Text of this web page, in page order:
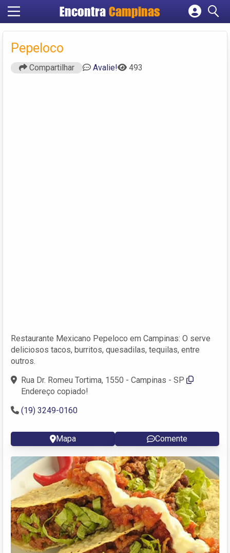
Encontra Campinas
Cadastrar empresa
Pepeloco
Compartilhar Avalie! 493
Restaurante Mexicano Pepeloco em Campinas: O serve
deliciosos tacos, burritos, quesadilas, tequilas, entre
outros.
Rua Dr. Romeu Tortima, 1550 - Campinas - SP
Endereço copiado!
(19) 3249-0160
Mapa Comente